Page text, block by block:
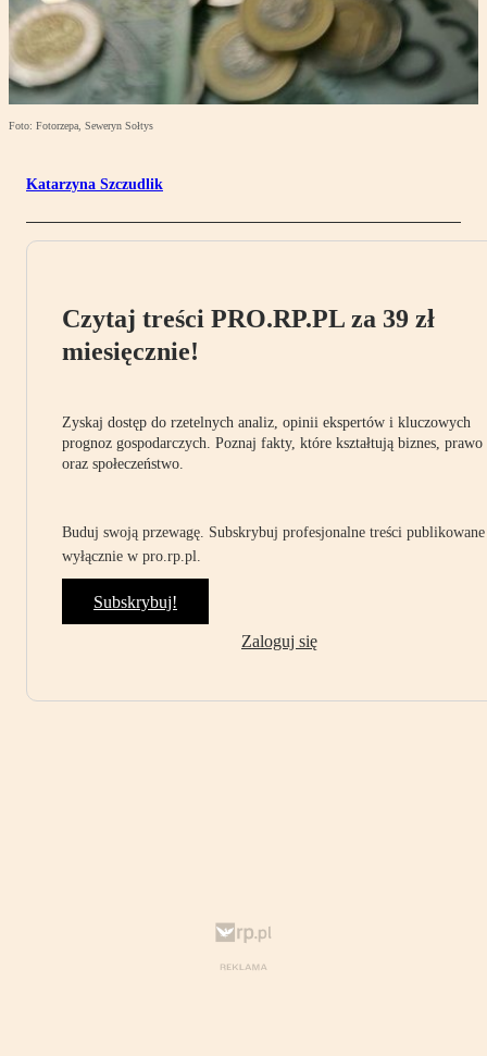
Foto: Fotorzepa, Seweryn Sołtys
Katarzyna Szczudlik
Czytaj treści PRO.RP.PL za 39 zł
miesięcznie!
Zyskaj dostęp do rzetelnych analiz, opinii ekspertów i kluczowych
prognoz gospodarczych. Poznaj fakty, które kształtują biznes, prawo
oraz społeczeństwo.
Buduj swoją przewagę. Subskrybuj profesjonalne treści publikowane
wyłącznie w pro.rp.pl.
Subskrybuj!
Zaloguj się